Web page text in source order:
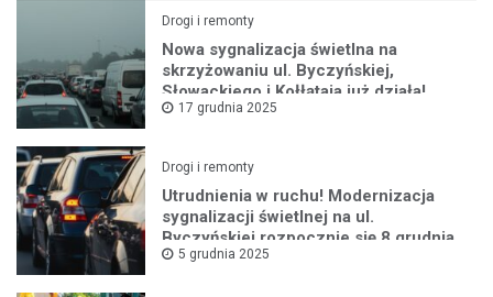
Drogi i remonty
Nowa sygnalizacja świetlna na
skrzyżowaniu ul. Byczyńskiej,
Słowackiego i Kołłątaja już działa!
17 grudnia 2025
Drogi i remonty
Utrudnienia w ruchu! Modernizacja
sygnalizacji świetlnej na ul.
Byczyńskiej rozpocznie się 8 grudnia
5 grudnia 2025